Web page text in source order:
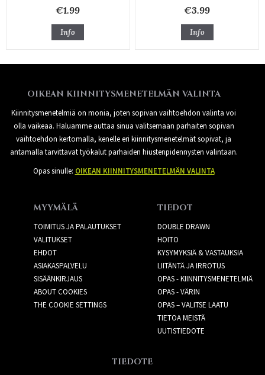
€1.99
Info
€3.99
Info
OIKEAN KIINNITYSMENETELMÄN VALINTA
Kiinnitysmenetelmiä on monia, joten sopivan vaihtoehdon valinta voi
olla vaikeaa. Haluamme auttaa sinua valitsemaan parhaiten sopivan
vaihtoehdon kertomalla, kenelle eri kiinnitysmenetelmät sopivat, ja
antamalla tarvittavat työkalut parhaiden hiustenpidennysten valintaan.
Opas sinulle: OIKEAN KIINNITYSMENETELMÄN VALINTA
MYYMÄLÄ
TOIMITUS JA PALAUTUKSET
VALITUKSET
EHDOT
ASIAKASPALVELU
SISÄÄNKIRJAUS
ABOUT COOKIES
THE COOKIE SETTINGS
TIEDOT
DOUBLE DRAWN
HOITO
KYSYMYKSIÄ & VASTAUKSIA
LIITÄNTÄ JA IRROTUS
OPAS - KIINNITYSMENETELMIÄ
OPAS - VÄRIN
OPAS – VALITSE LAATU
TIETOA MEISTÄ
UUTISTIEDOTE
TIEDOTE